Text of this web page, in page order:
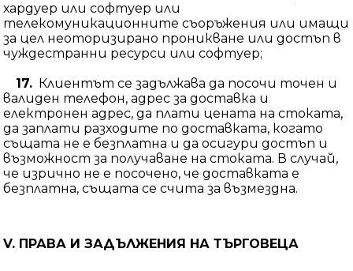
хардуер или софтуер или
телекомуникационните съоръжения или имащи
за цел неоторизирано проникване или достъп в
чуждестранни ресурси или софтуер;
17. Клиентът се задължава да посочи точен и
валиден телефон, адрес за доставка и
електронен адрес, да плати цената на стоката,
да заплати разходите по доставката, когато
същата не е безплатна и да осигури достъп и
възможност за получаване на стоката. В случай,
че изрично не е посочено, че доставката е
безплатна, същата се счита за възмездна.
V. ПРАВА И ЗАДЪЛЖЕНИЯ НАТЪРГОВЕЦА